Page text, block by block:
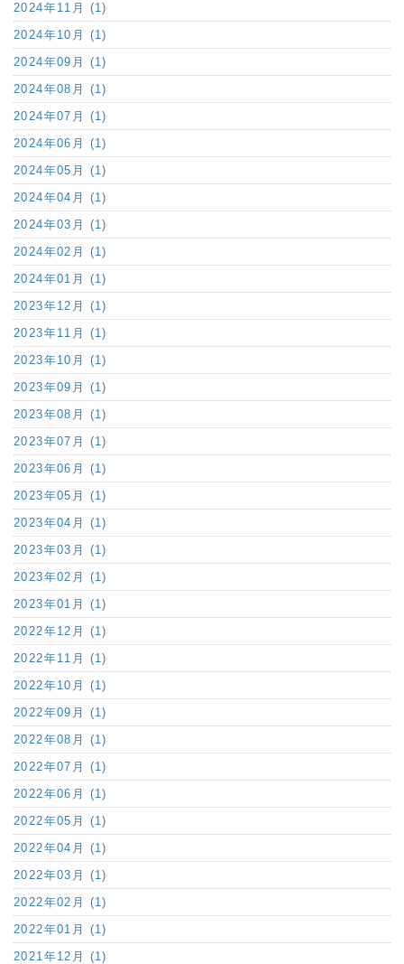
2024年11月 (1)
2024年10月 (1)
2024年09月 (1)
2024年08月 (1)
2024年07月 (1)
2024年06月 (1)
2024年05月 (1)
2024年04月 (1)
2024年03月 (1)
2024年02月 (1)
2024年01月 (1)
2023年12月 (1)
2023年11月 (1)
2023年10月 (1)
2023年09月 (1)
2023年08月 (1)
2023年07月 (1)
2023年06月 (1)
2023年05月 (1)
2023年04月 (1)
2023年03月 (1)
2023年02月 (1)
2023年01月 (1)
2022年12月 (1)
2022年11月 (1)
2022年10月 (1)
2022年09月 (1)
2022年08月 (1)
2022年07月 (1)
2022年06月 (1)
2022年05月 (1)
2022年04月 (1)
2022年03月 (1)
2022年02月 (1)
2022年01月 (1)
2021年12月 (1)